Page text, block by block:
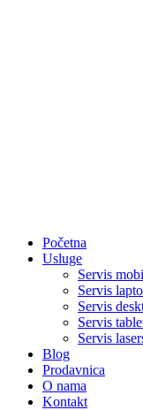
Početna
Usluge
Servis
Servis
Servis
Servis
Servis
Blog
Prodavnica
O nama
Kontakt